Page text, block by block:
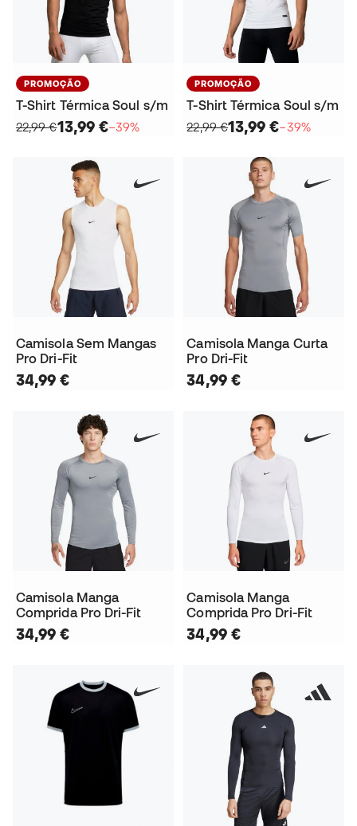
PROMOÇÃO
T-Shirt Térmica Soul s/m
22,99 €13,99 €−39%
PROMOÇÃO
T-Shirt Térmica Soul s/m
22,99 €13,99 €−39%
Camisola Sem Mangas
Pro Dri-Fit
34,99 €
Camisola Manga Curta
Pro Dri-Fit
34,99 €
Camisola Manga
Comprida Pro Dri-Fit
34,99 €
Camisola Manga
Comprida Pro Dri-Fit
34,99 €